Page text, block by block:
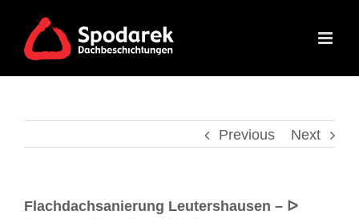
Previous Next
Flachdachsanierung Leutershausen – ᐅ